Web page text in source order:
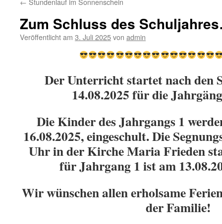
Zum Schluss des
Veröffentlicht am 3. Juli 2025von admin
Der Unterricht startet nach den
14.08.2025 für die
Die Kinder des Jahrgangs 1
16.08.2025, eingeschult. Die
Uhr in der Kirche Maria Frieden
für Jahrgang 1 ist am
Wir wünschen allen erholsame
der Familie!